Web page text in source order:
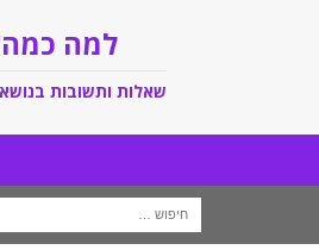
למה
שאלות ותשובות